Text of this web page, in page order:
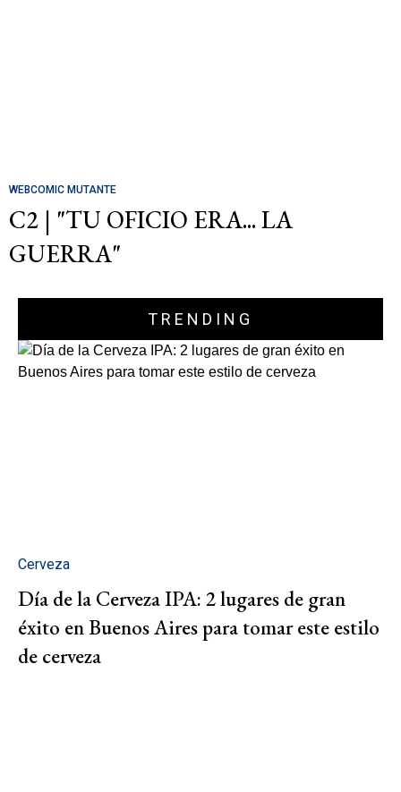
WEBCOMIC MUTANTE
C2 | "TU OFICIO ERA... LA
GUERRA"
TRENDING
Cerveza
Día de la Cerveza IPA: 2 lugares de gran
éxito en Buenos Aires para tomar este estilo
de cerveza